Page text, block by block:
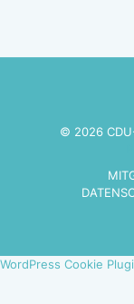
© 2026
WordPress Cookie